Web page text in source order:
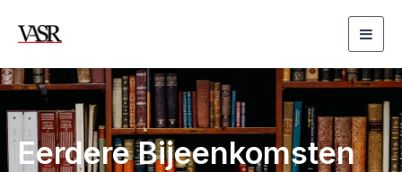
Eerdere Bijeenkomsten